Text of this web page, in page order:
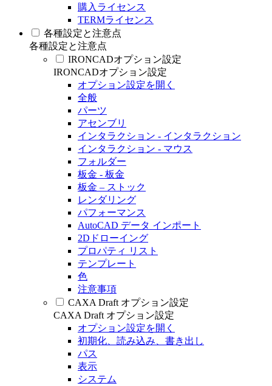
購入ライセンス
TERMライセンス
各種設定と注意点
各種設定と注意点
IRONCADオプション設定
IRONCADオプション設定
オプション設定を開く
全般
パーツ
アセンブリ
インタラクション - インタラクション
インタラクション - マウス
フォルダー
板金 - 板金
板金 – ストック
レンダリング
パフォーマンス
AutoCAD データ インポート
2Dドローイング
プロパティ リスト
テンプレート
色
注意事項
CAXA Draft オプション設定
CAXA Draft オプション設定
オプション設定を開く
初期化、読み込み、書き出し
パス
表示
システム